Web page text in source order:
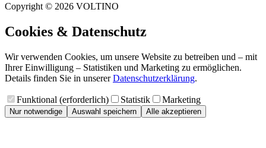
Copyright © 2026 VOLTINO
Cookies & Datenschutz
Wir verwenden Cookies, um unsere Website zu betreiben und – mit
Ihrer Einwilligung – Statistiken und Marketing zu ermöglichen.
Details finden Sie in unserer Datenschutzerklärung.
Funktional (erforderlich) Statistik Marketing
Nur notwendige Auswahl speichern Alle akzeptieren